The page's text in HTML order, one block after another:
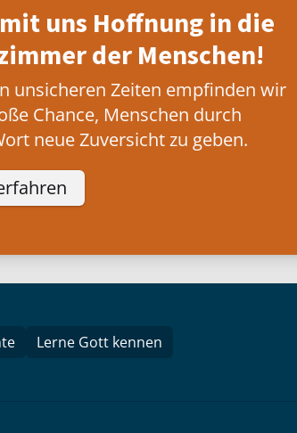
uns Hoffnung in die
der Menschen!
unsicheren Zeiten empfinden wir
Chance, Menschen durch
neue Zuversicht zu geben.
Lerne Gott kennen